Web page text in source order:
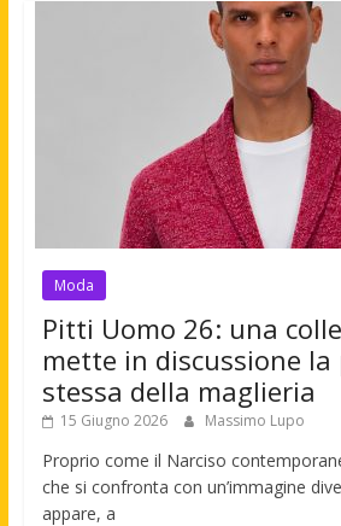
Moda
Pitti Uomo 26: una
mette in discussione la
stessa della maglieria
15 Giugno 2026 Massimo Lupo
Proprio come il Narciso
che si confronta con un’immagine
appare, a